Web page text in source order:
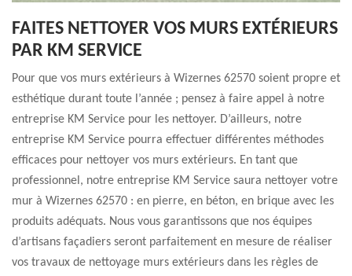
FAITES NETTOYER VOS MURS EXTÉRIEURS
PAR KM SERVICE
Pour que vos murs extérieurs à Wizernes 62570 soient propre et
esthétique durant toute l’année ; pensez à faire appel à notre
entreprise KM Service pour les nettoyer. D’ailleurs, notre
entreprise KM Service pourra effectuer différentes méthodes
efficaces pour nettoyer vos murs extérieurs. En tant que
professionnel, notre entreprise KM Service saura nettoyer votre
mur à Wizernes 62570 : en pierre, en béton, en brique avec les
produits adéquats. Nous vous garantissons que nos équipes
d’artisans façadiers seront parfaitement en mesure de réaliser
vos travaux de nettoyage murs extérieurs dans les règles de